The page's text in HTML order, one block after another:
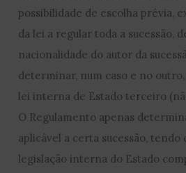
possibilidade de escolha prévia,
da lei a regular toda a sucessão,
nacionalidade do autor da
determinar, num caso e no outro,
lei interna de Estado terceiro
O Regulamento apenas
aplicável a certa sucessão, tendo
legislação interna do Estado